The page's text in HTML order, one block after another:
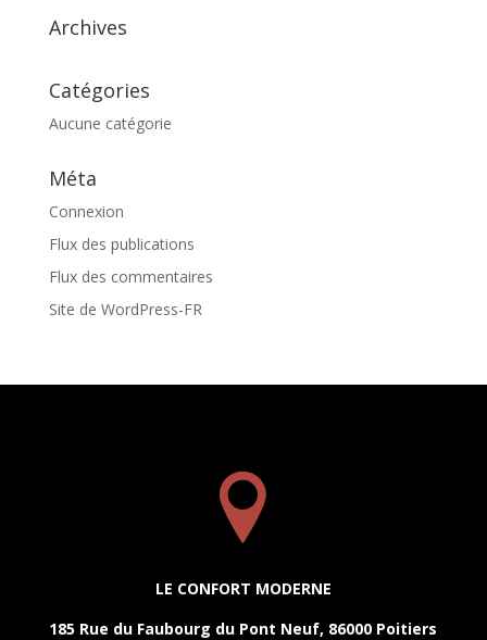
Archives
Catégories
Aucune catégorie
Méta
Connexion
Flux des publications
Flux des commentaires
Site de WordPress-FR
LE CONFORT MODERNE
185 Rue du Faubourg du Pont Neuf, 86000 Poitiers